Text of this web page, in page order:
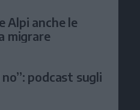
Alpi anche le
migrare
no”: podcast sugli